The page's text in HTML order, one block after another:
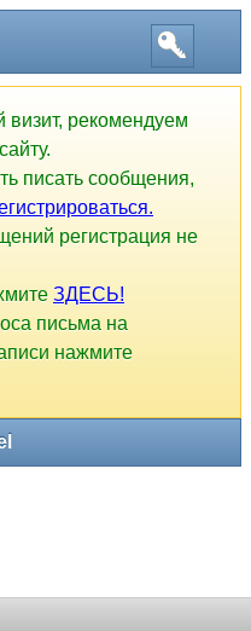
рекомендуем
писать сообщения,
регистрация не
ЗДЕСЬ!
письма на
нажмите